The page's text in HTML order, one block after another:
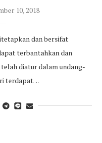
10, 2018
dan bersifat
terbantahkan dan
diatur dalam undang-
terdapat…